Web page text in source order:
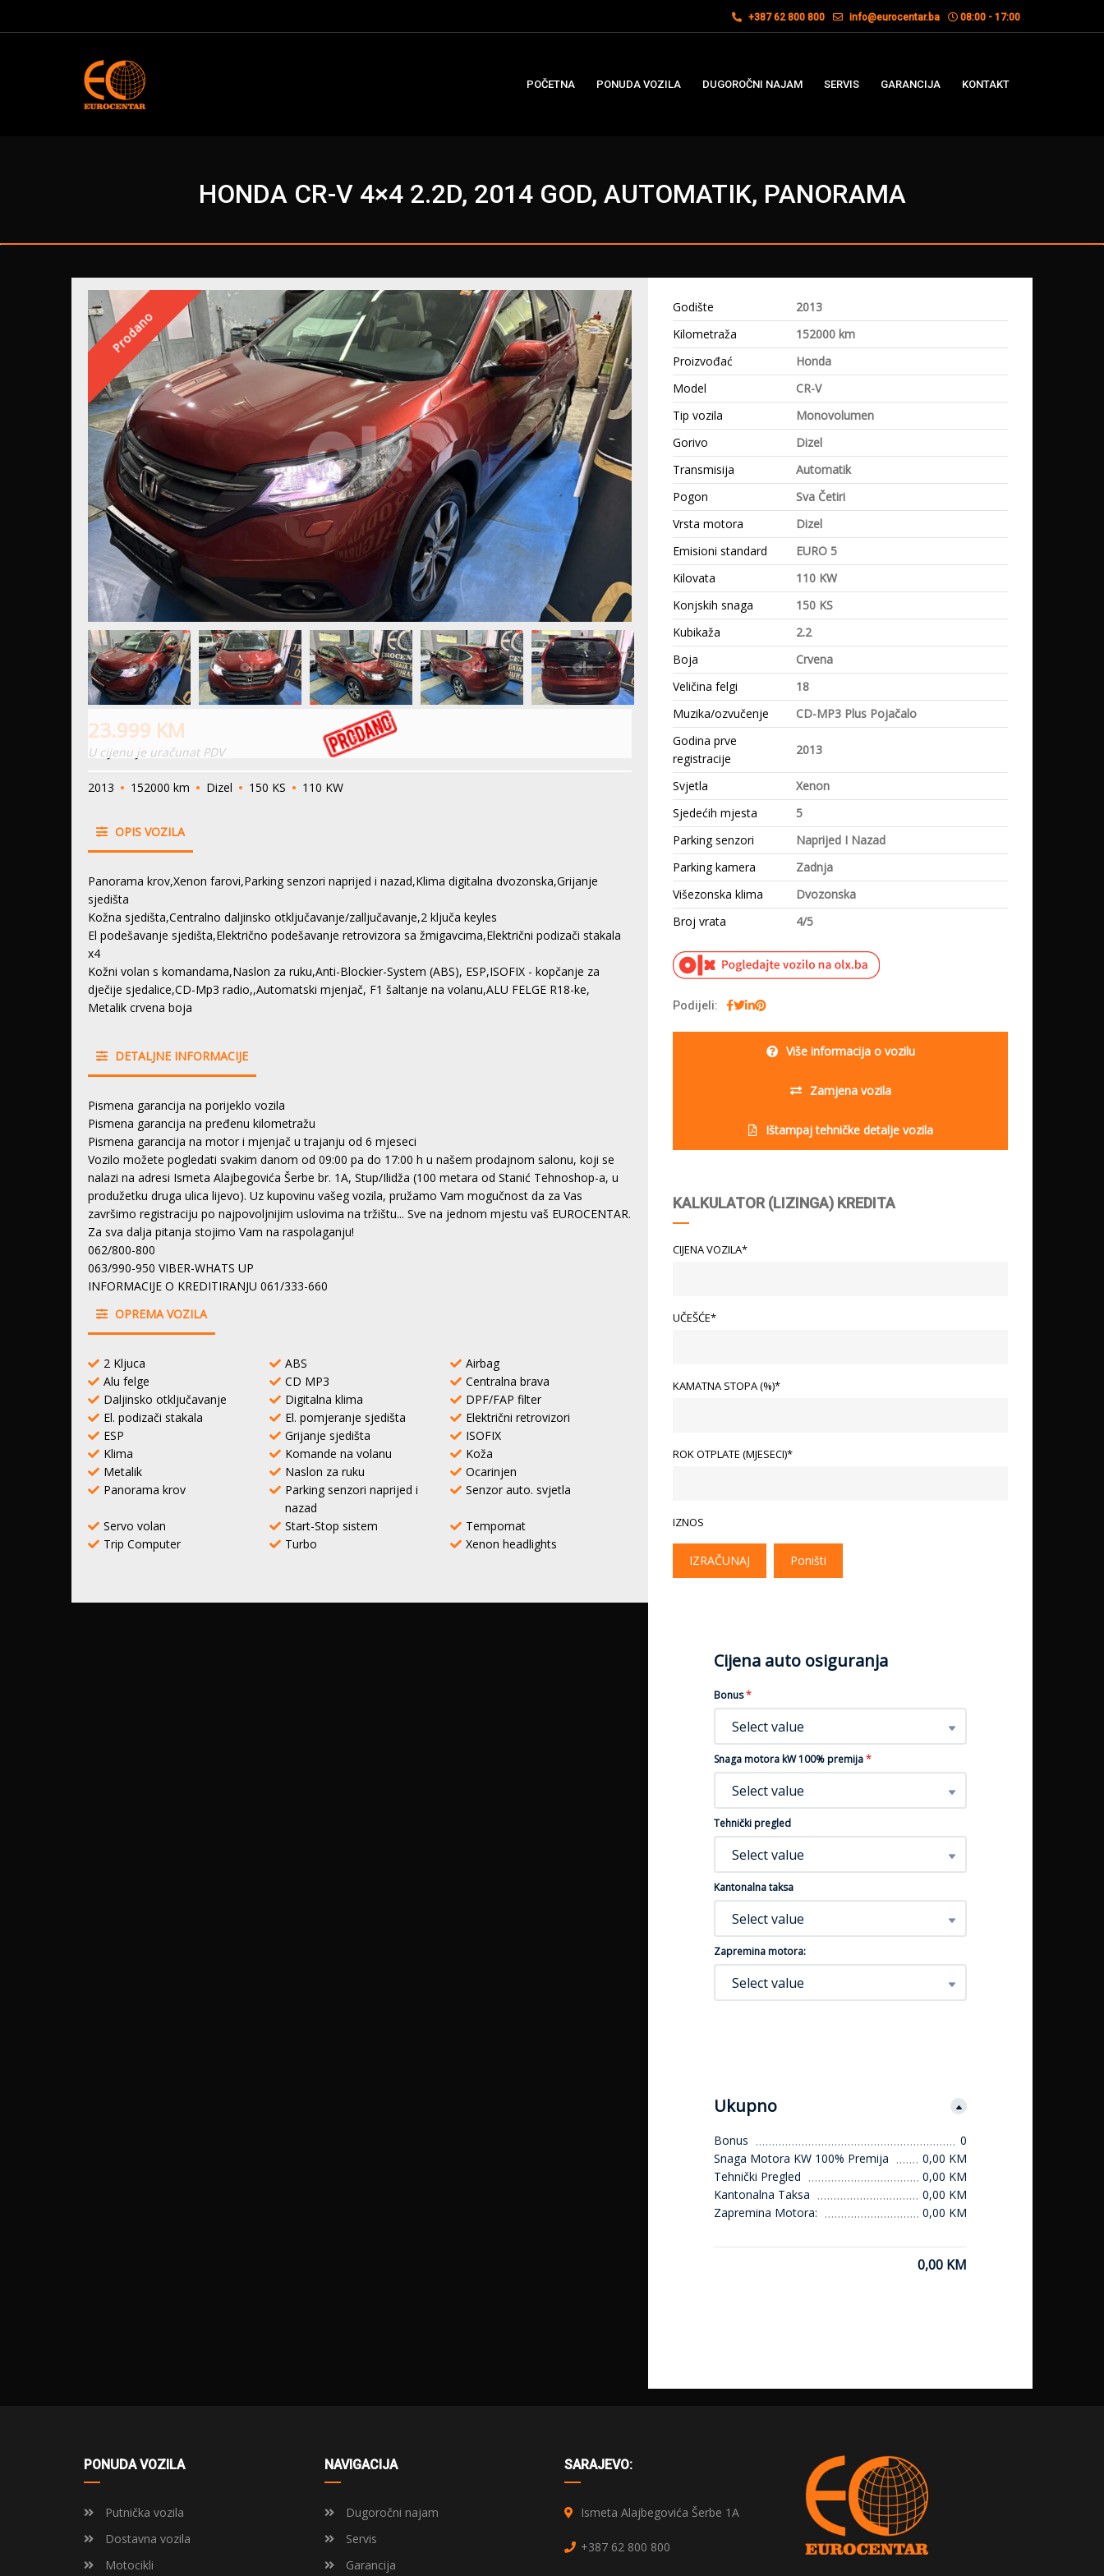
+387 62 800 800 info@eurocentar.ba 08:00 - 17:00
POČETNA PONUDA VOZILA DUGOROČNI NAJAM SERVIS GARANCIJA KONTAKT
HONDA CR-V 4×4 2.2D, 2014 GOD, AUTOMATIK, PANORAMA
Prodano
23.999 KM
U cijenu je uračunat PDV
2013 152000 km Dizel 150 KS 110 KW
OPIS VOZILA
Panorama krov,Xenon farovi,Parking senzori naprijed i nazad,Klima digitalna dvozonska,Grijanje
sjedišta
Kožna sjedišta,Centralno daljinsko otključavanje/zalljučavanje,2 ključa keyles
El podešavanje sjedišta,Električno podešavanje retrovizora sa žmigavcima,Električni podizači stakala
x4
Kožni volan s komandama,Naslon za ruku,Anti-Blockier-System (ABS), ESP,ISOFIX - kopčanje za
dječije sjedalice,CD-Mp3 radio,,Automatski mjenjač, F1 šaltanje na volanu,ALU FELGE R18-ke,
Metalik crvena boja
DETALJNE INFORMACIJE
Pismena garancija na porijeklo vozila
Pismena garancija na pređenu kilometražu
Pismena garancija na motor i mjenjač u trajanju od 6 mjeseci
Vozilo možete pogledati svakim danom od 09:00 pa do 17:00 h u našem prodajnom salonu, koji se
nalazi na adresi Ismeta Alajbegovića Šerbe br. 1A, Stup/Ilidža (100 metara od Stanić Tehnoshop-a, u
produžetku druga ulica lijevo). Uz kupovinu vašeg vozila, pružamo Vam mogučnost da za Vas
završimo registraciju po najpovoljnijim uslovima na tržištu... Sve na jednom mjestu vaš EUROCENTAR.
Za sva dalja pitanja stojimo Vam na raspolaganju!
062/800-800
063/990-950 VIBER-WHATS UP
INFORMACIJE O KREDITIRANJU 061/333-660
OPREMA VOZILA
2 Kljuca ABS
Airbag
Alu felge
CD MP3
Centralna brava
Daljinsko otključavanje
Digitalna klima
DPF/FAP filter
El. podizači stakala
El. pomjeranje sjedišta
Električni retrovizori
ESP
Grijanje sjedišta
ISOFIX
Klima
Komande na volanu
Koža
Metalik
Naslon za ruku
Ocarinjen
Panorama krov
Parking senzori naprijed i
nazad
Senzor auto. svjetla
Servo volan Start-Stop sistem
Tempomat
Trip Computer
Turbo Xenon headlights
Godište
2013
Kilometraža
152000 km
Proizvođać
Honda
Model
CR-V
Tip vozila
Monovolumen
Gorivo
Dizel
Transmisija
Automatik
Pogon
Sva Četiri
Vrsta motora
Dizel
Emisioni standard
EURO 5
Kilovata
110 KW
Konjskih snaga
150 KS
Kubikaža
2.2
Boja
Crvena
Veličina felgi
18
Muzika/ozvučenje
CD-MP3 Plus Pojačalo
Godina prve
registracije
2013
Svjetla
Xenon
Sjedećih mjesta
5
Parking senzori
Naprijed I Nazad
Parking kamera
Zadnja
Višezonska klima
Dvozonska
Broj vrata
4/5
Podijeli:
Više informacija o vozilu
Zamjena vozila
Ištampaj tehničke detalje vozila
KALKULATOR (LIZINGA) KREDITA
CIJENA VOZILA*
UČEŠĆE*
KAMATNA STOPA (%)*
ROK OTPLATE (MJESECI)*
IZNOS
IZRAČUNAJ Poništi
Cijena auto osiguranja
Bonus*
Select value
Snaga motora kW 100% premija*
Select value
Tehnički pregled
Select value
Kantonalna taksa
Select value
Zapremina motora:
Select value
Ukupno
Bonus
0
Snaga Motora KW 100% Premija
0,00 KM
Tehnički Pregled
0,00 KM
Kantonalna Taksa
0,00 KM
Zapremina Motora:
0,00 KM
0,00 KM
PONUDA VOZILA
Putnička vozila
Dostavna vozila
Motocikli
NAVIGACIJA
Dugoročni najam
Servis
Garancija
SARAJEVO:
Ismeta Alajbegovića Šerbe 1A
+387 62 800 800